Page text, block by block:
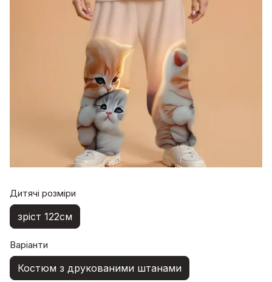
Дитячі розміри
зріст 122см
Варіанти
Костюм з друкованими штанами